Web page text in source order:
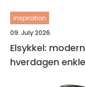
inspiration
09. July 2026
Elsykkel:
hverdagen